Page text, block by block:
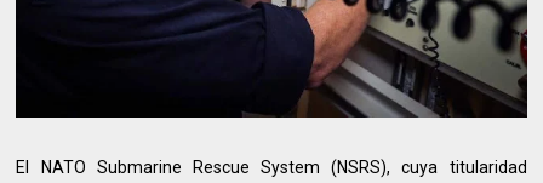
El NATO Submarine Rescue System (NSRS), cuya titularidad